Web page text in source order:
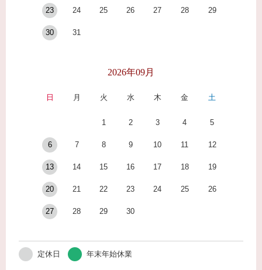
23 24 25 26 27 28 29
30 31
2026年09月
日 月 火 水 木 金 土
1 2 3 4 5
6 7 8 9 10 11 12
13 14 15 16 17 18 19
20 21 22 23 24 25 26
27 28 29 30
定休日 年末年始休業